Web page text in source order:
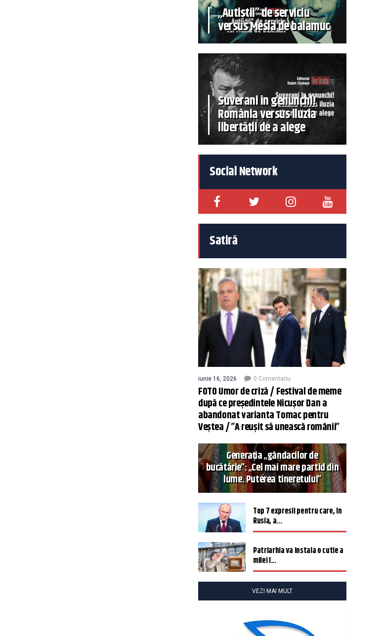
„Autiștii” de serviciu
versus Mesia de balamuc
Suverani în genunchi!
România versus iluzia
libertății de a alege
Social Network
Satiră
iunie 16, 2026 0 Comentariu
FOTO Umor de criză / Festival de meme
după ce președintele Nicușor Dan a
abandonat varianta Tomac pentru
Veștea / ”A reușit să unească românii”
Generația „gândacilor de
bucătărie”: „Cel mai mare partid din
lume. Puterea tineretului”
Top 7 expresii pentru care, în
Rusia, a...
Patriarhia va instala o cutie a
milei î...
VEZI MAI MULT